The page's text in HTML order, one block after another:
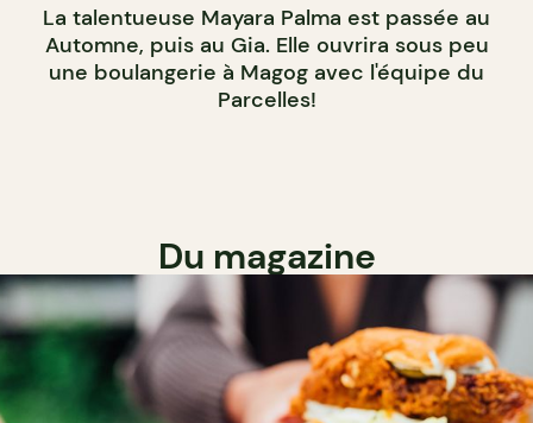
La talentueuse Mayara Palma est passée au
Automne, puis au Gia. Elle ouvrira sous peu
une boulangerie à Magog avec l'équipe du
Parcelles!
Du magazine